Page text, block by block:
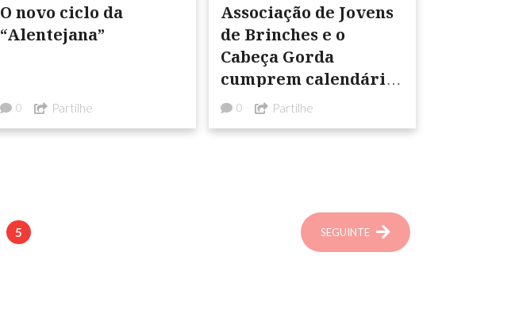
O novo ciclo da
“Alentejana”
0 Partilhe
Associação de Jovens
de Brinches e o
Cabeça Gorda
cumprem calendário
a pensar na Taça de
Honra
0 Partilhe
5 SEGUINTE